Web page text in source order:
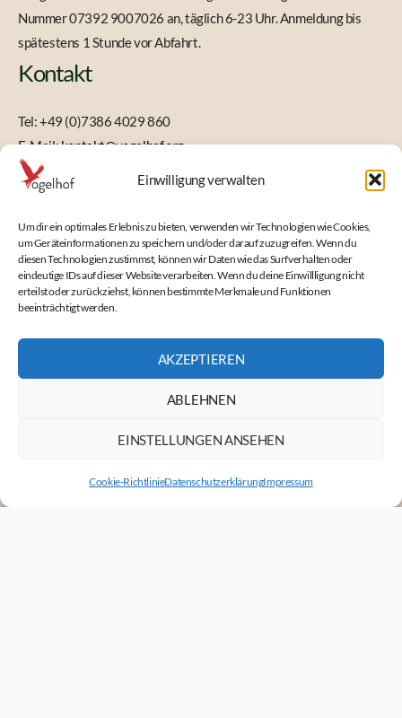
Einwilligung verwalten
Um dir ein optimales Erlebnis zu bieten, verwenden wir Technologien wie Cookies,
um Geräteinformationen zu speichern und/oder darauf zuzugreifen. Wenn du
diesen Technologien zustimmst, können wir Daten wie das Surfverhalten oder
eindeutige IDs auf dieser Website verarbeiten. Wenn du deine Einwillligung nicht
erteilst oder zurückziehst, können bestimmte Merkmale und Funktionen
beeinträchtigt werden.
AKZEPTIEREN
ABLEHNEN
EINSTELLUNGEN ANSEHEN
Cookie-RichtlinieDatenschutzerklärungImpressum
Nummer 07392 9007026 an, täglich 6-23 Uhr. Anmeldung bis
spätestens 1 Stunde vor Abfahrt.
Kontakt
Tel: +49 (0)7386 4029 860
E-Mail:kontakt@vogelhof.org
Spende für den Vogelhof
Der Vogelhof braucht nach über 100 Jahren ein neues Dach, damit
Begegnungszentrum erhalten bleibt.
Newsletter
Unser Newsletter informiert dich über Veranstaltungen am